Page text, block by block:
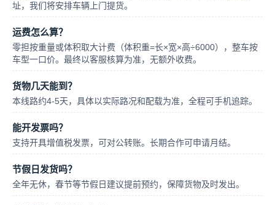
址，我们将安排车辆上门提货。
运费怎么算？
零担按重量或体积取大计费（体积重=长×宽×高÷6000），整车按
车型一口价。最终以客服核算为准，无额外收费。
货物几天能到？
本线路约4-5天，具体以实际路况和配载为准，全程可手机追踪。
能开发票吗？
支持开具增值税发票，可对公转账。长期合作可申请月结。
节假日发货吗？
全年无休，春节等节假日建议提前预约，保障货物及时发出。